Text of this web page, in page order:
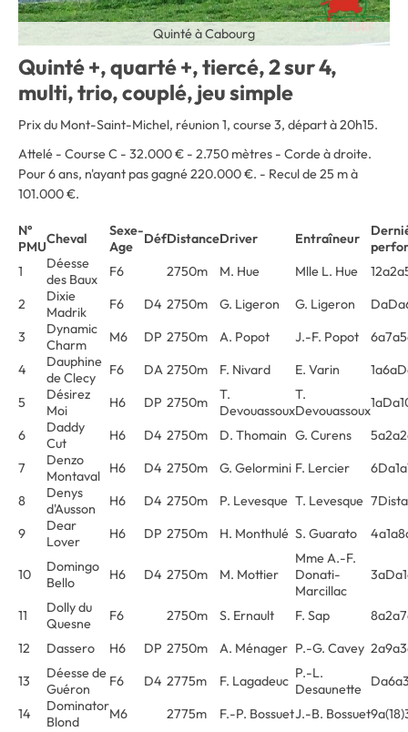
Quinté à Cabourg
Quinté +, quarté +, tiercé, 2 sur 4,
multi, trio, couplé, jeu simple
Prix du Mont-Saint-Michel, réunion 1, course 3, départ à 20h15.
Attelé - Course C - 32.000 € - 2.750 mètres - Corde à droite.
Pour 6 ans, n'ayant pas gagné 220.000 €. - Recul de 25 m à
101.000 €.
N°
PMUCheval
Sexe-
Age
DéfDistanceDriver Entraîneur
1
Déesse
des Baux
F6 2750m M. Hue Mlle L. Hue
2
Dixie
Madrik
F6 D4 2750m G. Ligeron G. Ligeron
3
Dynamic
Charm
M6 DP 2750m A. Popot J.-F. Popot
4
Dauphine
de Clecy
F6 DA 2750m F. Nivard E. Varin
5
Désirez
Moi
H6 DP 2750m
T.
Devouassoux
T.
Devouassoux
6
Daddy
Cut
H6 D4 2750m D. Thomain G. Curens
7
Denzo
Montaval
H6 D4 2750m G. Gelormini F. Lercier
8
Denys
d'Ausson
H6 D4 2750m P. Levesque T. Levesque
9
Dear
Lover
H6 DP 2750m H. Monthulé S. Guarato
10
Domingo
Bello
H6 D4 2750m M. Mottier
Mme A.-F.
Donati-
Marcillac
11
Dolly du
Quesne
F6 2750m S. Ernault F. Sap
12
Dassero H6 DP 2750m A. Ménager P.-G. Cavey
13
Déesse de
Guéron
F6 D4 2775m F. Lagadeuc P.-L.
Desaunette
14
Dominator
Blond
M6 2775m F.-P. BossuetJ.-B. Bossuet